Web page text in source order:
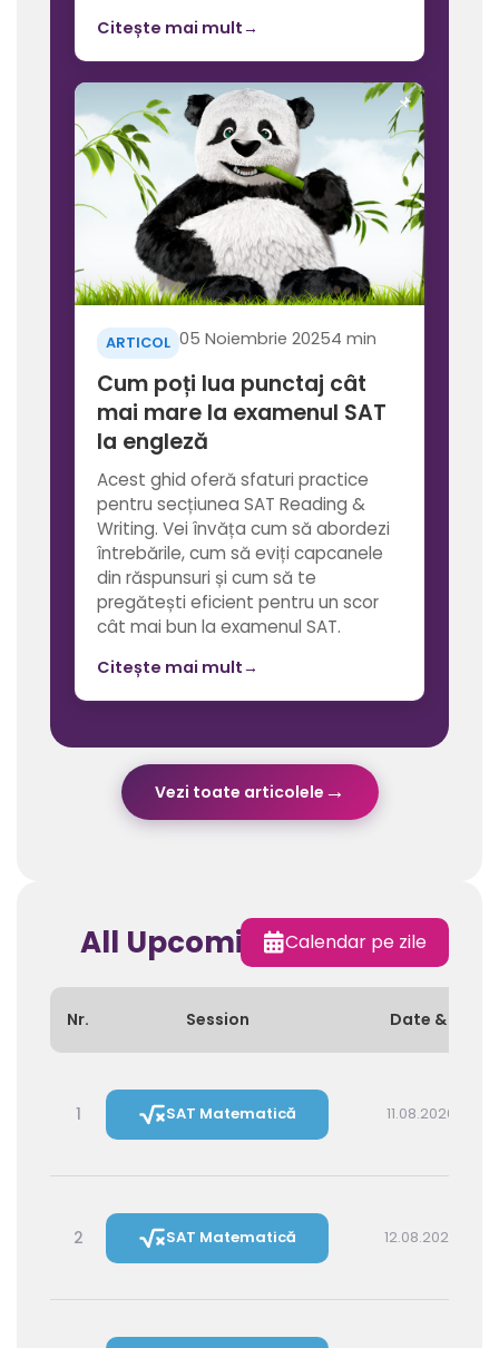
Citește mai mult→
ARTICOL 05 Noiembrie 20254 min
Cum poți lua punctaj cât
mai mare la examenul SAT
la engleză
Acest ghid oferă sfaturi practice
pentru secțiunea SAT Reading &
Writing. Vei învăța cum să abordezi
întrebările, cum să eviți capcanele
din răspunsuri și cum să te
pregătești eficient pentru un scor
cât mai bun la examenul SAT.
Citește mai mult→
Vezi toate articolele →
All Upcoming Sessions
Calendar pe zile
Nr. Session Date & Time
1 SAT Matematică 11.08.2026 16:00
2 SAT Matematică 12.08.2026 14:30